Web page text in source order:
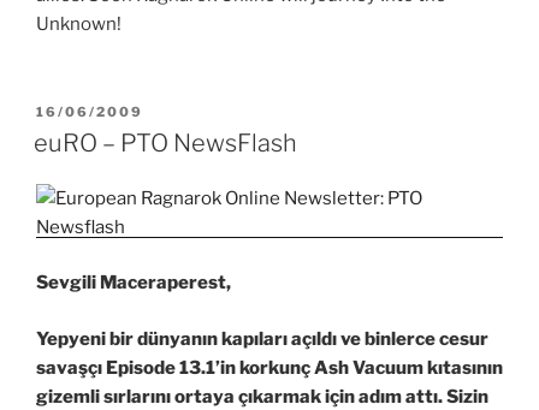
Unknown!
YAYIM
TARIHI
16/06/2009
euRO – PTO NewsFlash
Sevgili Maceraperest,
Yepyeni bir dünyanın kapıları açıldı ve binlerce cesur
savaşçı Episode 13.1’in korkunç Ash Vacuum kıtasının
gizemli sırlarını ortaya çıkarmak için adım attı. Sizin